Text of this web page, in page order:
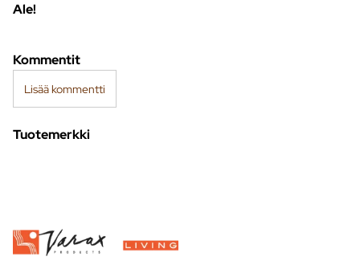
Ale!
Kommentit
Lisää kommentti
Tuotemerkki